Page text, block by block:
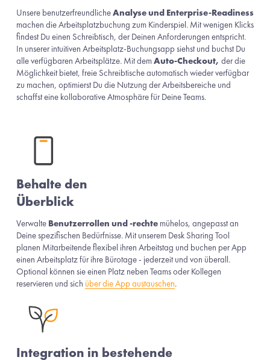
Unsere benutzerfreundliche Analyse und Enterprise-Readiness
machen die Arbeitsplatzbuchung zum Kinderspiel. Mit wenigen Klicks
findest Du einen Schreibtisch, der Deinen Anforderungen entspricht.
In unserer intuitiven Arbeitsplatz-Buchungsapp siehst und buchst Du
alle verfügbaren Arbeitsplätze. Mit dem Auto-Checkout, der die
Möglichkeit bietet, freie Schreibtische automatisch wieder verfügbar
zu machen, optimierst Du die Nutzung der Arbeitsbereiche und
schaffst eine kollaborative Atmosphäre für Deine Teams.
Behalte den
Überblick
Verwalte Benutzerrollen und -rechte mühelos, angepasst an
Deine spezifischen Bedürfnisse. Mit unserem Desk Sharing Tool
planen Mitarbeitende flexibel ihren Arbeitstag und buchen per App
einen Arbeitsplatz für ihre Bürotage - jederzeit und von überall.
Optional können sie einen Platz neben Teams oder Kollegen
reservieren und sich über die App austauschen.
Integration in bestehende